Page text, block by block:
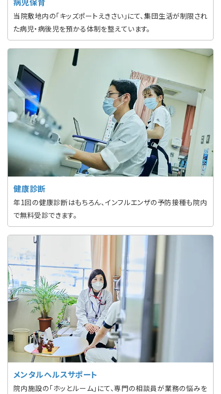
当院敷地内の「キッズポートえきさい」にて、集団生活が制限され
た病児・病後児を預かる体制を整えています。
健康診断
年1回の健康診断はもちろん、インフルエンザの予防接種も院内
で無料受診できます。
メンタルヘルスサポート
院内施設の「ホッとルーム」にて、専門の相談員が業務の悩みを